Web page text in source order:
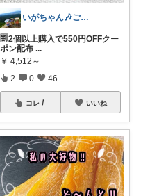
いがちゃん🎶ご購入感謝です🎶
🈹2個以上購入で550円OFFクー
ポン配布 ...
￥ 4,512～
2 0 46
コレ いいね